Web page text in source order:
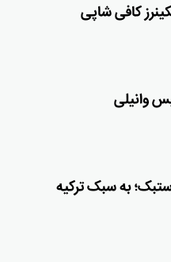
کافی شاپی
وانیلی
به سبک ترکیه